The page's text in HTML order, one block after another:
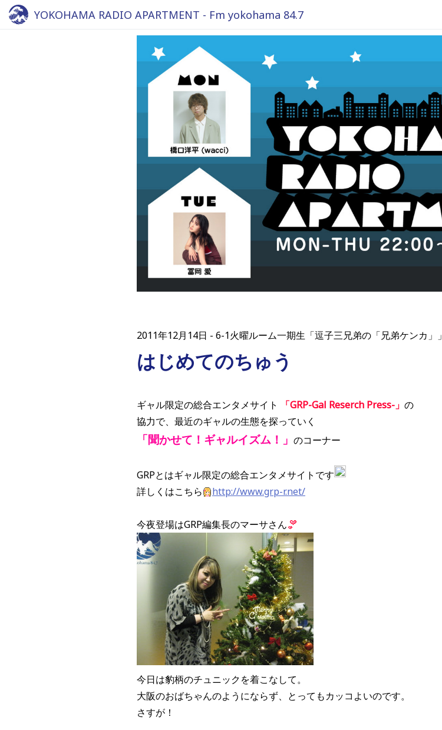
YOKOHAMA RADIO APARTMENT - Fm yokohama 84.7
2011年12月14日 6-1火曜ルーム一期生「逗子三兄弟の「兄弟ケンカ」」
はじめてのちゅう
ギャル限定の総合エンタメサイト 「GRP-Gal Reserch Press-」 の
協力で、最近のギャルの生態を探っていく
「聞かせて！ギャルイズム！」 のコーナー
GRPとはギャル限定の総合エンタメサイトです
詳しくはこちら
http://www.grp-r.net/
今夜登場はGRP編集長のマーサさん
今日は豹柄のチュニックを着こなして。
大阪のおばちゃんのようにならず、とってもカッコよいのです。
さすが！